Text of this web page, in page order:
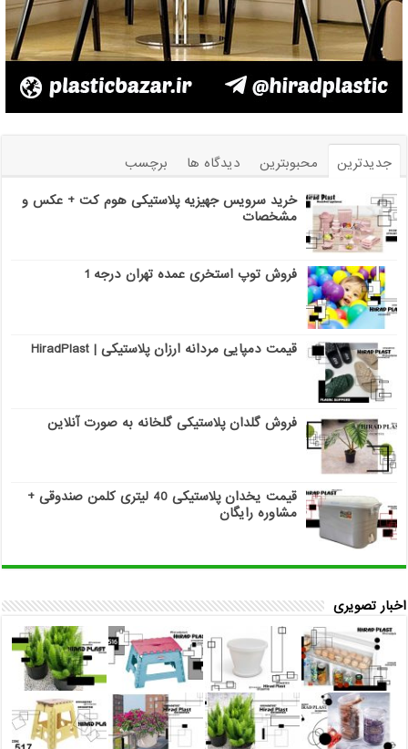
جدیدترین محبوبترین دیدگاه ها
برچسب
خرید سرویس جهیزیه پلاستیکی هوم کت + عکس و
مشخصات
فروش توپ استخری عمده تهران درجه 1
قیمت دمپایی مردانه ارزان پلاستیکی | HiradPlast
فروش گلدان پلاستیکی گلخانه به صورت آنلاین
قیمت یخدان پلاستیکی 40 لیتری کلمن صندوقی +
مشاوره رایگان
اخبار تصویری